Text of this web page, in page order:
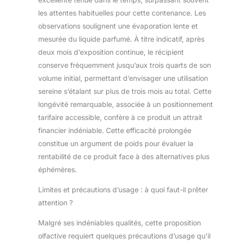
les attentes habituelles pour cette contenance. Les
observations soulignent une évaporation lente et
mesurée du liquide parfumé. À titre indicatif, après
deux mois d’exposition continue, le récipient
conserve fréquemment jusqu’aux trois quarts de son
volume initial, permettant d’envisager une utilisation
sereine s’étalant sur plus de trois mois au total. Cette
longévité remarquable, associée à un positionnement
tarifaire accessible, confère à ce produit un attrait
financier indéniable. Cette efficacité prolongée
constitue un argument de poids pour évaluer la
rentabilité de ce produit face à des alternatives plus
éphémères.
Limites et précautions d’usage : à quoi faut-il prêter
attention ?
Malgré ses indéniables qualités, cette proposition
olfactive requiert quelques précautions d’usage qu’il